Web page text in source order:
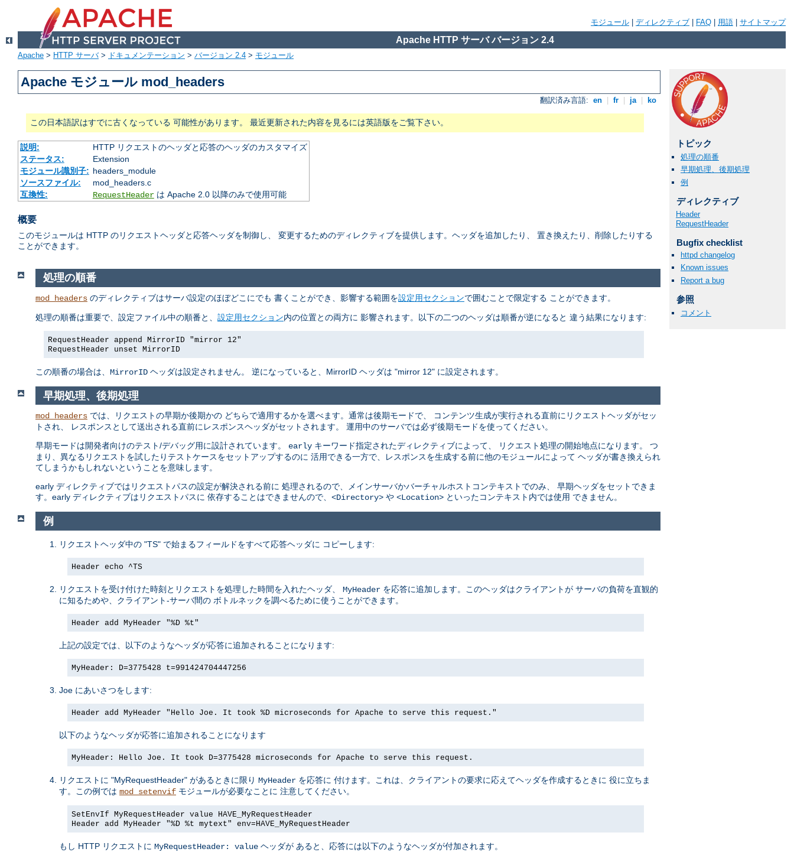
モジュール ディレクティブ FAQ 用語 サイトマップ
Apache HTTP サーバ バージョン 2.4
Apache > HTTP サーバ> ドキュメンテーション > バージョン 2.4 > モジュール
Apache モジュール mod_headers
翻訳済み言語: en fr ja ko
この日本語訳はすでに古くなっている 可能性があります。 最近更新された内容を見るには英語版をご覧下さい。
説明:
HTTP リクエストのヘッダと応答のヘッダのカスタマイズ
ステータス:
Extension
モジュール識別子: headers_module
ソースファイル:
mod_headers.c
互換性:
RequestHeaderは Apache 2.0 以降のみで使用可能
概要
このモジュールは HTTP のリクエストヘッダと応答ヘッダを制御し、 変更するためのディレクティブを提供します。ヘッダを追加したり、 置き換えたり、削除したりする
ことができます。
トピック
処理の順番
早期処理、後期処理
例
ディレクティブ
Header
RequestHeader
Bugfix checklist
httpd changelog
Known issues
Report a bug
参照
コメント
処理の順番
mod_headers のディレクティブはサーバ設定のほぼどこにでも 書くことができ、影響する範囲を設定用セクションで囲むことで限定する ことができます。
処理の順番は重要で、設定ファイル中の順番と、 設定用セクション内の位置との両方に 影響されます。以下の二つのヘッダは順番が逆になると 違う結果になります:
RequestHeader append MirrorID "mirror 12"
RequestHeader unset MirrorID
この順番の場合は、 MirrorID ヘッダは設定されません。 逆になっていると、MirrorID ヘッダは "mirror 12" に設定されます。
早期処理、後期処理
mod_headers では、リクエストの早期か後期かの どちらで適用するかを選べます。通常は後期モードで、 コンテンツ生成が実行される直前にリクエストヘッダがセッ
トされ、 レスポンスとして送出される直前にレスポンスヘッダがセットされます。 運用中のサーバでは必ず後期モードを使ってください。
早期モードは開発者向けのテスト/デバッグ用に設計されています。 early キーワード指定されたディレクティブによって、 リクエスト処理の開始地点になります。 つ
まり、異なるリクエストを試したりテストケースをセットアップするのに 活用できる一方で、レスポンスを生成する前に他のモジュールによって ヘッダが書き換えられ
てしまうかもしれないということを意味します。
early ディレクティブではリクエストパスの設定が解決される前に 処理されるので、メインサーバかバーチャルホストコンテキストでのみ、 早期ヘッダをセットできま
す。early ディレクティブはリクエストパスに 依存することはできませんので、 <Directory> や <Location> といったコンテキスト内では使用 できません。
例
リクエストヘッダ中の "TS" で始まるフィールドをすべて応答ヘッダに コピーします:
Header echo ^TS
リクエストを受け付けた時刻とリクエストを処理した時間を入れたヘッダ、 MyHeader を応答に追加します。このヘッダはクライアントが サーバの負荷を直観的
に知るためや、クライアント-サーバ間の ボトルネックを調べるために使うことができます。
Header add MyHeader "%D %t"
上記の設定では、以下のようなヘッダが応答に追加されることになります:
MyHeader: D=3775428 t=991424704447256
Joe にあいさつをします:
Header add MyHeader "Hello Joe. It took %D microseconds for Apache to serve this request."
以下のようなヘッダが応答に追加されることになります
MyHeader: Hello Joe. It took D=3775428 microseconds for Apache to serve this request.
リクエストに "MyRequestHeader" があるときに限り MyHeader を応答に 付けます。これは、クライアントの要求に応えてヘッダを作成するときに 役に立ちま
す。この例では mod_setenvif モジュールが必要なことに 注意してください。
SetEnvIf MyRequestHeader value HAVE_MyRequestHeader
Header add MyHeader "%D %t mytext" env=HAVE_MyRequestHeader
もし HTTP リクエストに MyRequestHeader: value ヘッダが あると、応答には以下のようなヘッダが付加されます。